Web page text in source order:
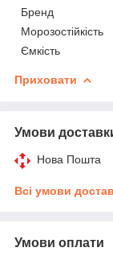
Бренд
Морозостійкість
Ємкість
Приховати
Умови
Нова Пошта
Всі умови
Умови оплати